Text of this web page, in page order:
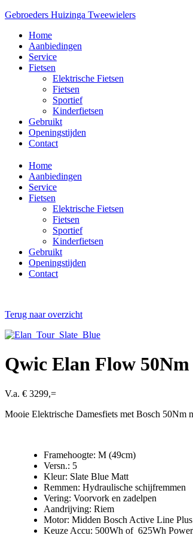
Gebroeders Huizinga Tweewielers
Home
Aanbiedingen
Service
Fietsen
Elektrische Fietsen
Fietsen
Sportief
Kinderfietsen
Gebruikt
Openingstijden
Contact
Home
Aanbiedingen
Service
Fietsen
Elektrische Fietsen
Fietsen
Sportief
Kinderfietsen
Gebruikt
Openingstijden
Contact
Terug naar overzicht
Qwic Elan Flow
V.a. € 3299,=
Mooie Elektrische Damesfiets met Bosch 50Nm
Framehoogte: M (49cm)
Versn.: 5
Kleur: Slate Blue Matt
Remmen: Hydraulische schijfremmen
Vering: Voorvork en zadelpen
Aandrijving: Riem
Motor: Midden Bosch Active Line
Keuze Accu: 500Wh of 625Wh